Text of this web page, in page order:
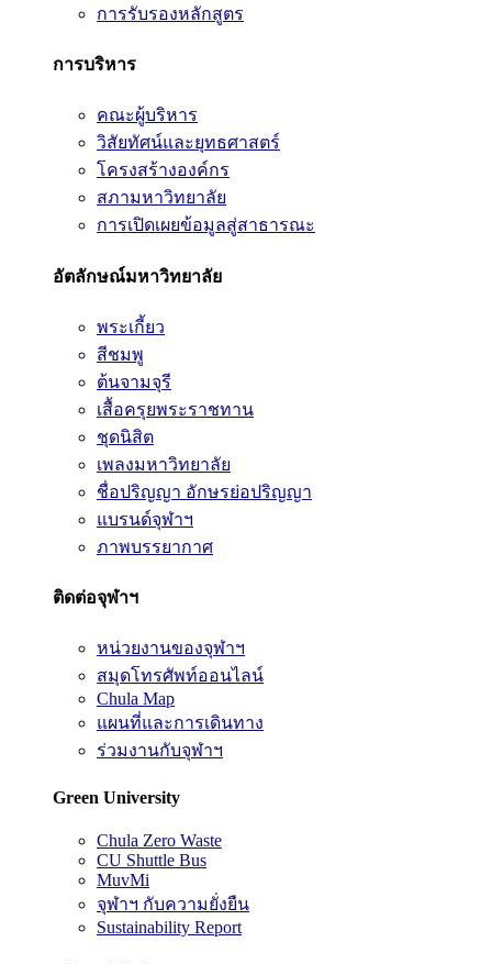
การรับรองหลักสูตร
การบริหาร
คณะผู้บริหาร
วิสัยทัศน์และยุทธศาสตร์
โครงสร้างองค์กร
สภามหาวิทยาลัย
การเปิดเผยข้อมูลสู่สาธารณะ
อัตลักษณ์มหาวิทยาลัย
พระเกี้ยว
สีชมพู
ต้นจามจุรี
เสื้อครุยพระราชทาน
ชุดนิสิต
เพลงมหาวิทยาลัย
ชื่อปริญญา อักษรย่อปริญญา
แบรนด์จุฬาฯ
ภาพบรรยากาศ
ติดต่อจุฬาฯ
หน่วยงานของจุฬาฯ
สมุดโทรศัพท์ออนไลน์
Chula Map
แผนที่และการเดินทาง
ร่วมงานกับจุฬาฯ
Green University
Chula Zero Waste
CU Shuttle Bus
MuvMi
จุฬาฯ กับความยั่งยืน
Sustainability Report